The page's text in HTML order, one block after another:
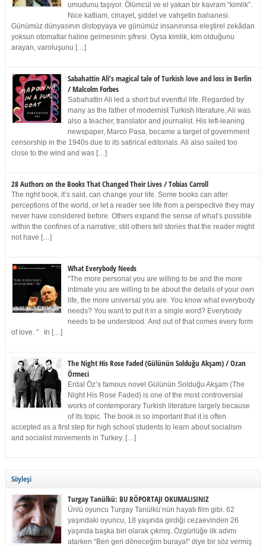
umudunu taşıyor. Ölümcül ve el yakan bir kavram “kimlik”.
Nice katliam, cinayet, şiddet ve vahşetin bahanesi.
Günümüz dünyasının distopyaya ve günümüz insanınınsa eleştirel zekâdan
yoksun otomatlar haline gelmesinin şifresi. Oysa kimlik, kim olduğunu
arayan, varoluşunu […]
Sabahattin Ali’s magical tale of Turkish love and loss in Berlin
/ Malcolm Forbes
Sabahattin Ali led a short but eventful life. Regarded by
many as the father of modernist Turkish literature, Ali was
also a teacher, translator and journalist. His left-leaning
newspaper, Marco Pasa, became a target of government
censorship in the 1940s due to its satirical editorials. Ali also sailed too
close to the wind and was […]
28 Authors on the Books That Changed Their Lives / Tobias Carroll
The right book, it’s said, can change your life. Some books can alter
perceptions of the world, or let a reader see life from a perspective they may
never have considered before. Others expand the sense of what’s possible
within the confines of a narrative; still others tell stories that the reader might
not have […]
What Everybody Needs
“The more personal you are willing to be and the more
intimate you are willing to be about the details of your own
life, the more universal you are. You know what everybody
needs? You want to put it in a single word? Everybody
needs to be understood. And out of that comes every form
of love. ” In […]
The Night His Rose Faded (Gülünün Solduğu Akşam) / Ozan
Örmeci
Erdal Öz’s famous novel Gülünün Solduğu Akşam (The
Night His Rose Faded) is one of the most controversial
works of contemporary Turkish literature largely because
of its topic. The book is so important that it is often
accepted as a first step for high school students to learn about socialism
and socialist movements in Turkey. […]
Söyleşi
Turgay Tanülkü: BU RÖPORTAJI OKUMALISINIZ
Ünlü oyuncu Turgay Tanülkü’nün hayatı film gibi. 62
yaşındaki oyuncu, 18 yaşında girdiği cezaevinden 26
yaşında başka biri olarak çıkmış. Özgürlüğe ilk adımı
atarken “Ben geri döneceğim buraya!” diye bir söz vermiş